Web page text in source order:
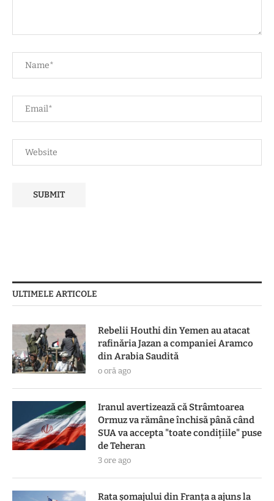
ULTIMELE ARTICOLE
Rebelii Houthi din Yemen au atacat
rafinăria Jazan a companiei Aramco
din Arabia Saudită
o oră ago
Iranul avertizează că Strâmtoarea
Ormuz va rămâne închisă până când
SUA va accepta "toate condiţiile" puse
de Teheran
3 ore ago
Rata șomajului din Franța a ajuns la